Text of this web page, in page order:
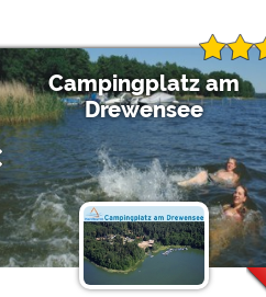
Campingplatz am
Drewensee
Externe Medien
YouTube (Videos von
Campingplatzvorschau
Campingplätzen)
Google Maps
Google reCAPTCHA
Statistiken